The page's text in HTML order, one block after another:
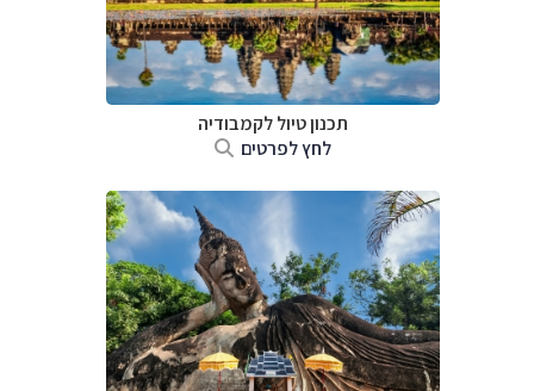
תכנון טיוללקמבודיה
לחץ לפרטים